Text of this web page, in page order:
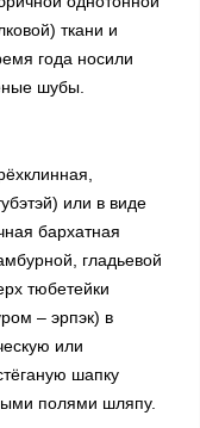
ткани и
года носили
шубы.
или в виде
бархатная
гладьевой
тюбетейки
– эрпэк) в
или
шапку
полями шляпу.